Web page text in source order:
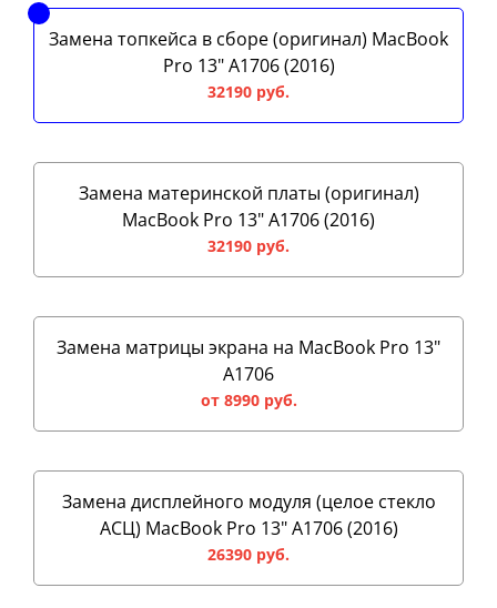
Замена топкейса в сборе (оригинал) MacBook
Pro 13" A1706 (2016)
32190 руб.
Замена материнской платы (оригинал)
MacBook Pro 13" A1706 (2016)
32190 руб.
Замена матрицы экрана на MacBook Pro 13"
A1706
от 8990 руб.
Замена дисплейного модуля (целое стекло
АСЦ) MacBook Pro 13" A1706 (2016)
26390 руб.